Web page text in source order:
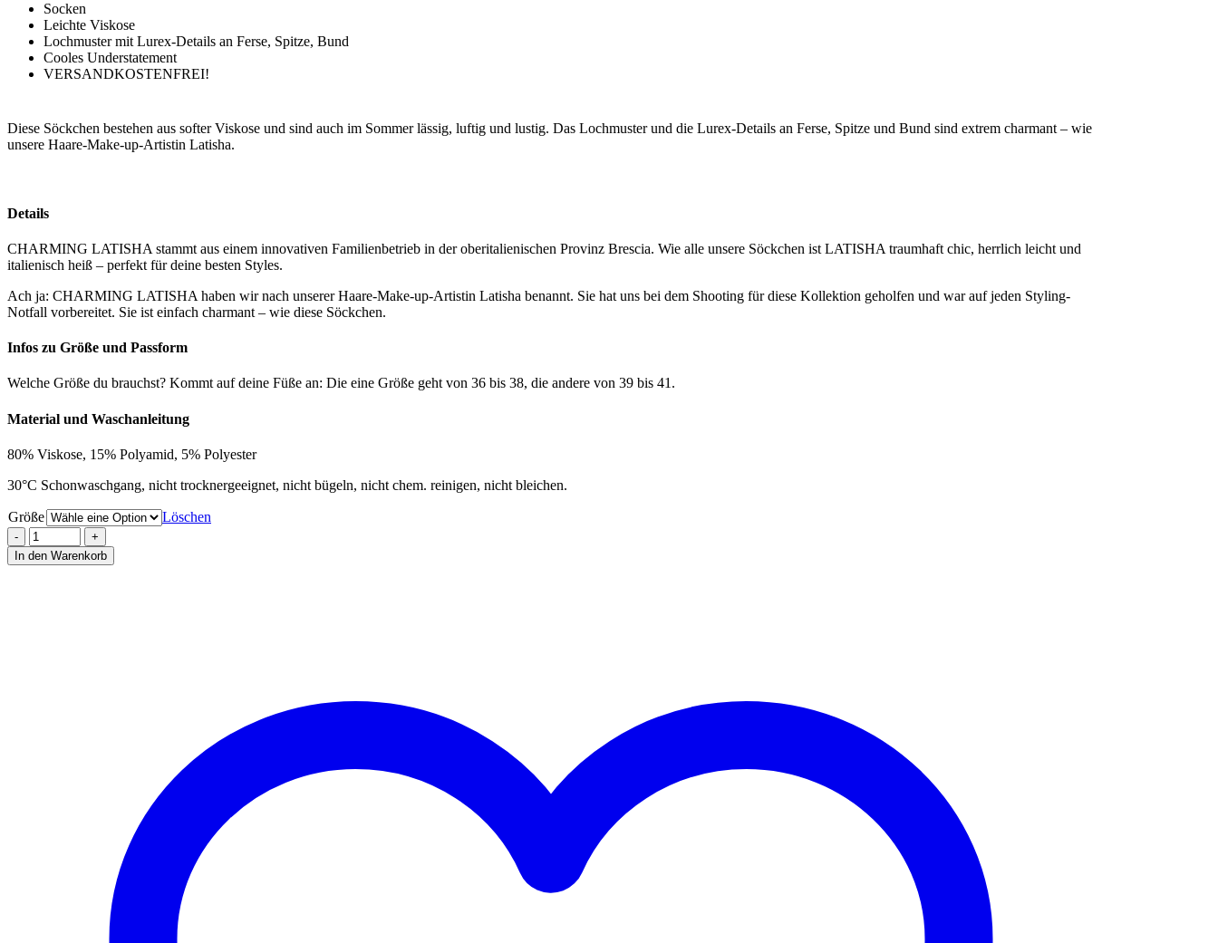
Socken
Leichte Viskose
Lochmuster mit Lurex-Details an Ferse, Spitze, Bund
Cooles Understatement
VERSANDKOSTENFREI!
Diese Söckchen bestehen aus softer Viskose und sind auch im Sommer lässig, luftig und lustig. Das Lochmuster und die Lurex-Details an Ferse, Spitze und Bund sind extrem charmant – wie
unsere Haare-Make-up-Artistin Latisha.
Details
CHARMING LATISHA stammt aus einem innovativen Familienbetrieb in der oberitalienischen Provinz Brescia. Wie alle unsere Söckchen ist LATISHA traumhaft chic, herrlich leicht und
italienisch heiß – perfekt für deine besten Styles.
Ach ja: CHARMING LATISHA haben wir nach unserer Haare-Make-up-Artistin Latisha benannt. Sie hat uns bei dem Shooting für diese Kollektion geholfen und war auf jeden Styling-
Notfall vorbereitet. Sie ist einfach charmant – wie diese Söckchen.
Infos zu Größe und Passform
Welche Größe du brauchst? Kommt auf deine Füße an: Die eine Größe geht von 36 bis 38, die andere von 39 bis 41.
Material und Waschanleitung
80% Viskose, 15% Polyamid, 5% Polyester
30°C Schonwaschgang, nicht trocknergeeignet, nicht bügeln, nicht chem. reinigen, nicht bleichen.
Größe Löschen
In den Warenkorb